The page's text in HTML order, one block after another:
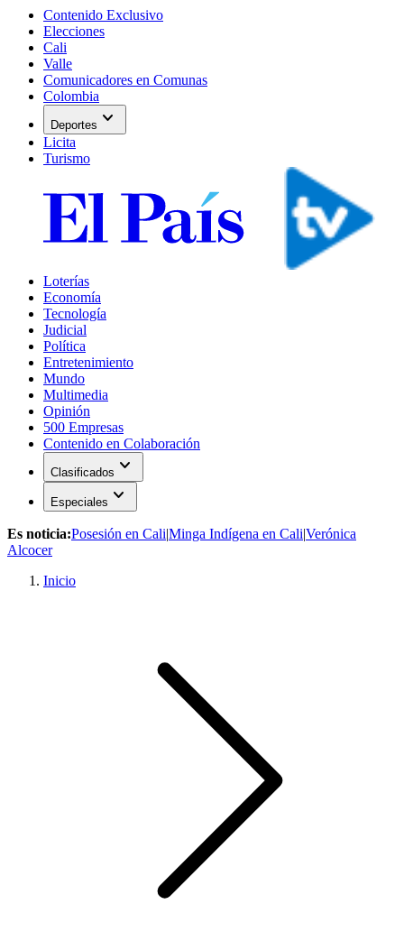
Contenido Exclusivo
Elecciones
Cali
Valle
Comunicadores en Comunas
Colombia
Deportes expand_more
Licita
Turismo
Loterías
Economía
Tecnología
Judicial
Política
Entretenimiento
Mundo
Multimedia
Opinión
500 Empresas
Contenido en Colaboración
Clasificados expand_more
Especiales expand_more
Es noticia:Posesión en Cali|Minga Indígena en Cali|Verónica
Alcocer
Inicio